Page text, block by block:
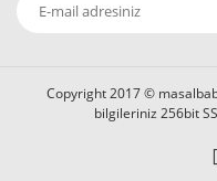
Copyright 2017 ©
bilgileriniz 256bit